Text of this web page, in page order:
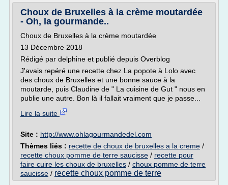
Choux de Bruxelles à la crème moutardée
- Oh, la gourmande..
Choux de Bruxelles à la crème moutardée
13 Décembre 2018
Rédigé par delphine et publié depuis Overblog
J'avais repéré une recette chez La popote à Lolo avec
des choux de Bruxelles et une bonne sauce à la
moutarde, puis Claudine de " La cuisine de Gut " nous en
publie une autre. Bon là il fallait vraiment que je passe...
Lire la suite
Site : http://www.ohlagourmandedel.com
Thèmes liés : recette de choux de bruxelles a la creme /
recette choux pomme de terre saucisse / recette pour
faire cuire les choux de bruxelles / choux pomme de terre
saucisse / recette choux pomme de terre